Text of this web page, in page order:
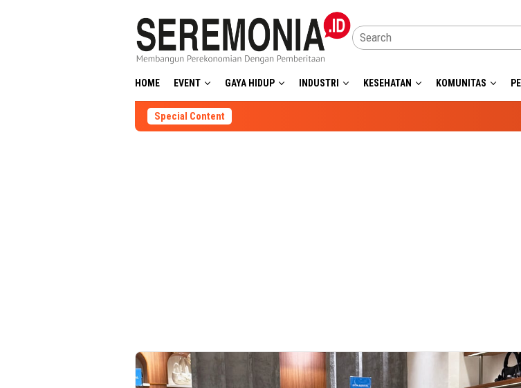
HOME EVENT GAYA HIDUP INDUSTRI KESEHATAN KOMUNITAS
Special Content